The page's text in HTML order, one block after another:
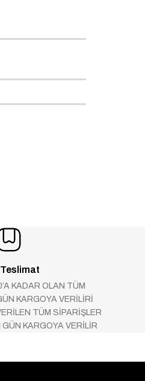
Teslimat
KADAR OLAN TÜM
KARGOYA VERİLİRİ
TÜM SİPARİŞLER
KARGOYA VERİLİR